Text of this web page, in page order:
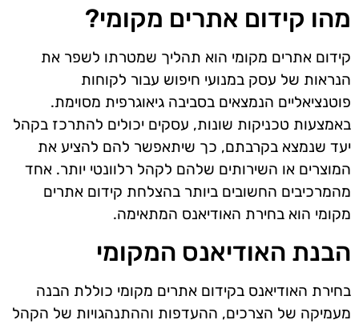
מהו קידום אתרים מקומי?
קידום אתרים מקומי הוא תהליך שמטרתו לשפר את
הנראות של עסק במנועי חיפוש עבור לקוחות
פוטנציאליים הנמצאים בסביבה גיאוגרפית מסוימת.
באמצעות טכניקות שונות, עסקים יכולים להתרכז בקהל
יעד שנמצא בקרבתם, כך שיתאפשר להם להציע את
המוצרים או השירותים שלהם לקהל רלוונטי יותר. אחד
מהמרכיבים החשובים ביותר בהצלחת קידום אתרים
מקומי הוא בחירת האודיאנס המתאימה.
הבנת האודיאנס המקומי
בחירת האודיאנס בקידום אתרים מקומי כוללת הבנה
מעמיקה של הצרכים, ההעדפות וההתנהגויות של הקהל